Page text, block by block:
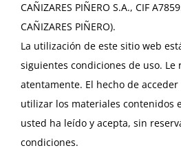
CAÑIZARES PIÑERO S.A., CIF
CAÑIZARES PIÑERO).
La utilización de este sitio web
siguientes condiciones de uso. Le
atentamente. El hecho de
utilizar los materiales contenidos
usted ha leído y acepta, sin
condiciones.